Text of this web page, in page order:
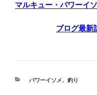
マルキュー・パワーイ
ブログ最新
カ
パワーイソメ、 釣り